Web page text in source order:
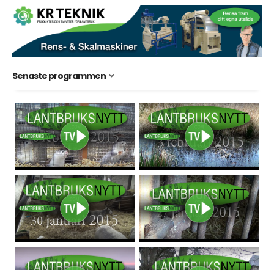
Senaste programmen